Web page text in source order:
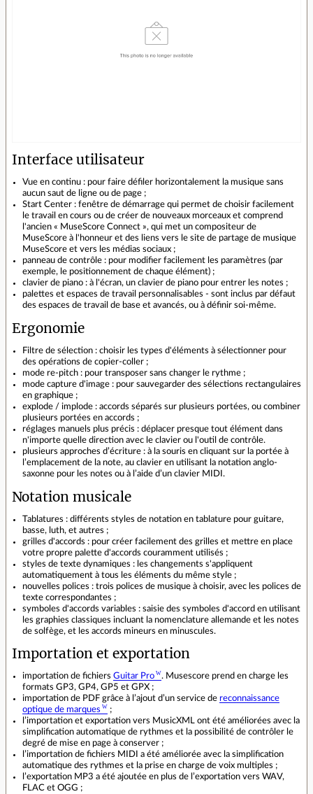
Interface utilisateur
Vue en continu : pour faire défiler horizontalement la musique sans
aucun saut de ligne ou de page ;
Start Center : fenêtre de démarrage qui permet de choisir facilement
le travail en cours ou de créer de nouveaux morceaux et comprend
l'ancien « MuseScore Connect », qui met un compositeur de
MuseScore à l'honneur et des liens vers le site de partage de musique
MuseScore et vers les médias sociaux ;
panneau de contrôle : pour modifier facilement les paramètres (par
exemple, le positionnement de chaque élément) ;
clavier de piano : à l'écran, un clavier de piano pour entrer les notes ;
palettes et espaces de travail personnalisables - sont inclus par défaut
des espaces de travail de base et avancés, ou à définir soi-même.
Ergonomie
Filtre de sélection : choisir les types d'éléments à sélectionner pour
des opérations de copier-coller ;
mode re-pitch : pour transposer sans changer le rythme ;
mode capture d'image : pour sauvegarder des sélections rectangulaires
en graphique ;
explode / implode : accords séparés sur plusieurs portées, ou combiner
plusieurs portées en accords ;
réglages manuels plus précis : déplacer presque tout élément dans
n'importe quelle direction avec le clavier ou l'outil de contrôle.
plusieurs approches d’écriture : à la souris en cliquant sur la portée à
l’emplacement de la note, au clavier en utilisant la notation anglo-
saxonne pour les notes ou à l’aide d’un clavier MIDI.
Notation musicale
Tablatures : différents styles de notation en tablature pour guitare,
basse, luth, et autres ;
grilles d'accords : pour créer facilement des grilles et mettre en place
votre propre palette d'accords couramment utilisés ;
styles de texte dynamiques : les changements s'appliquent
automatiquement à tous les éléments du même style ;
nouvelles polices : trois polices de musique à choisir, avec les polices de
texte correspondantes ;
symboles d'accords variables : saisie des symboles d'accord en utilisant
les graphies classiques incluant la nomenclature allemande et les notes
de solfège, et les accords mineurs en minuscules.
Importation et exportation
importation de fichiers Guitar Pro
. Musescore prend en charge les
formats GP3, GP4, GP5 et GPX ;
importation de PDF grâce à l’ajout d’un service de reconnaissance
optique de marques
;
l’importation et exportation vers MusicXML ont été améliorées avec la
simplification automatique de rythmes et la possibilité de contrôler le
degré de mise en page à conserver ;
l’importation de fichiers MIDI a été améliorée avec la simplification
automatique des rythmes et la prise en charge de voix multiples ;
l’exportation MP3 a été ajoutée en plus de l’exportation vers WAV,
FLAC et OGG ;